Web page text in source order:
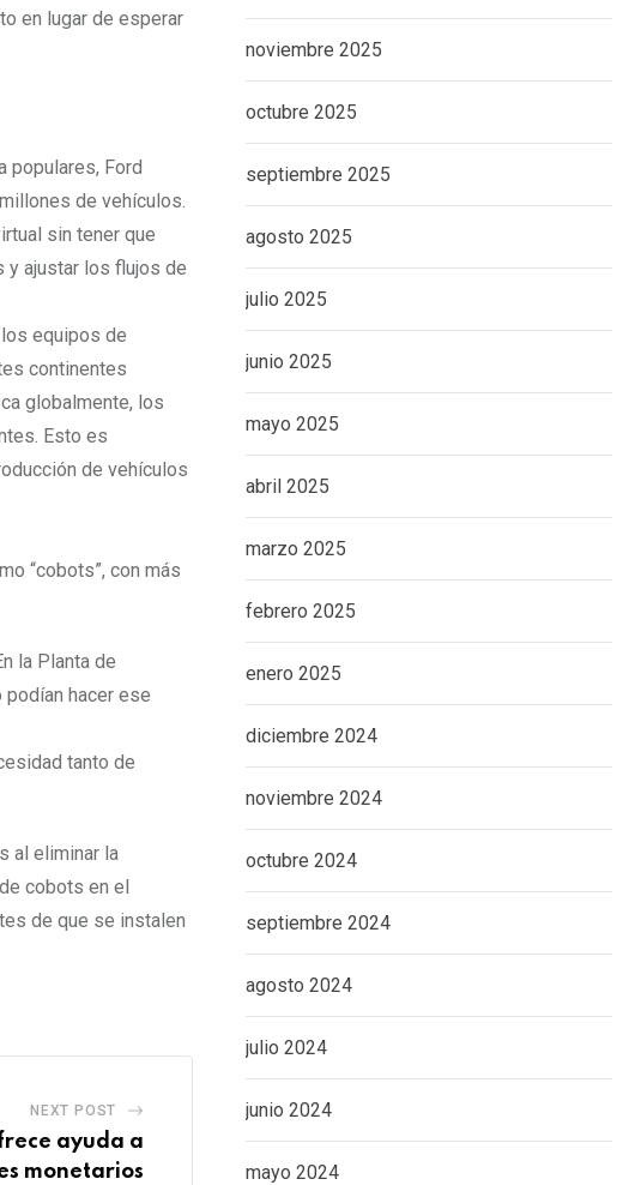
en lugar de esperar
populares, Ford
de vehículos.
sin tener que
y ajustar los flujos de
equipos de
continentes
globalmente, los
Esto es
de vehículos
“cobots”, con más
la Planta de
hacer ese
tanto de
al eliminar la
cobots en el
de que se instalen
NEXT POST
ayuda a
monetarios
noviembre 2025
octubre 2025
septiembre 2025
agosto 2025
julio 2025
junio 2025
mayo 2025
abril 2025
marzo 2025
febrero 2025
enero 2025
diciembre 2024
noviembre 2024
octubre 2024
septiembre 2024
agosto 2024
julio 2024
junio 2024
mayo 2024